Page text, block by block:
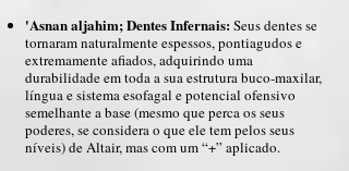
'Asnan aljahim; Dentes Infernais:Seus dentes se
tornaram naturalmente espessos, pontiagudos e
extremamente afiados, adquirindo uma
durabilidade em toda a sua estrutura buco-maxilar,
língua e sistema esofagal e potencial ofensivo
semelhante a base (mesmo que perca os seus
poderes, se considera o que ele tem pelos seus
níveis) de Altair, mas com um “+” aplicado.